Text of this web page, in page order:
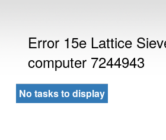
Error 15e Lattice
computer 7244943
No tasks to display